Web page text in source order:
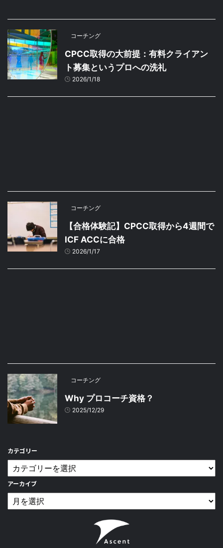
コーチング
CPCC取得の大前提：有料クライアン
ト募集というプロへの洗礼
2026/1/18
コーチング
【合格体験記】CPCC取得から4週間で
ICF ACCに合格
2026/1/17
コーチング
Why プロコーチ資格？
2025/12/29
カテゴリー
アーカイブ